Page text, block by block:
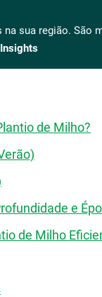
sua região. São
de Milho?
e
de Milho